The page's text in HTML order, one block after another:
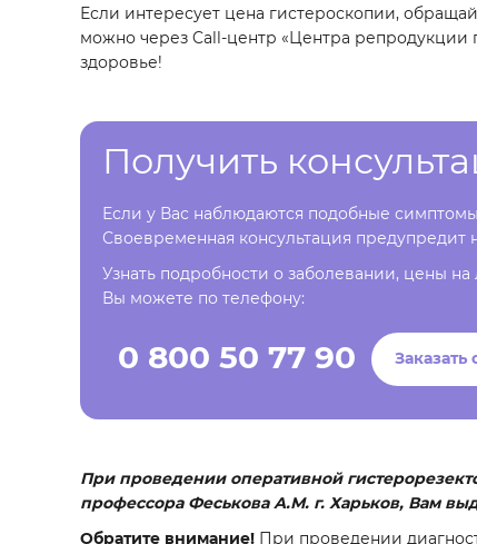
Если интересует цена гистероскопии,
можно через Call-центр «Центра
здоровье!
Получить
Если у Вас наблюдаются подобные
Своевременная консультация предупредит
Узнать подробности о заболевании, цены
Вы можете по телефону:
0 800 50 77 90
При проведении оперативной
профессора Феськова А.М. г. Харьков, Вам
Обратите внимание! При проведении